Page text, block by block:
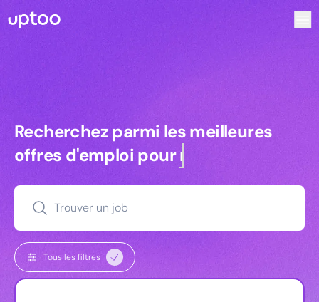
Recherchez parmi les meilleures
Recherchez parmi les meilleures
offres d'emploi pourmanagers
Trouver un job
Tous les filtres